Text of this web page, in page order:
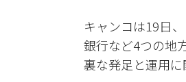
キャンコは19日
銀行など4つの地
裏な発足と運用に